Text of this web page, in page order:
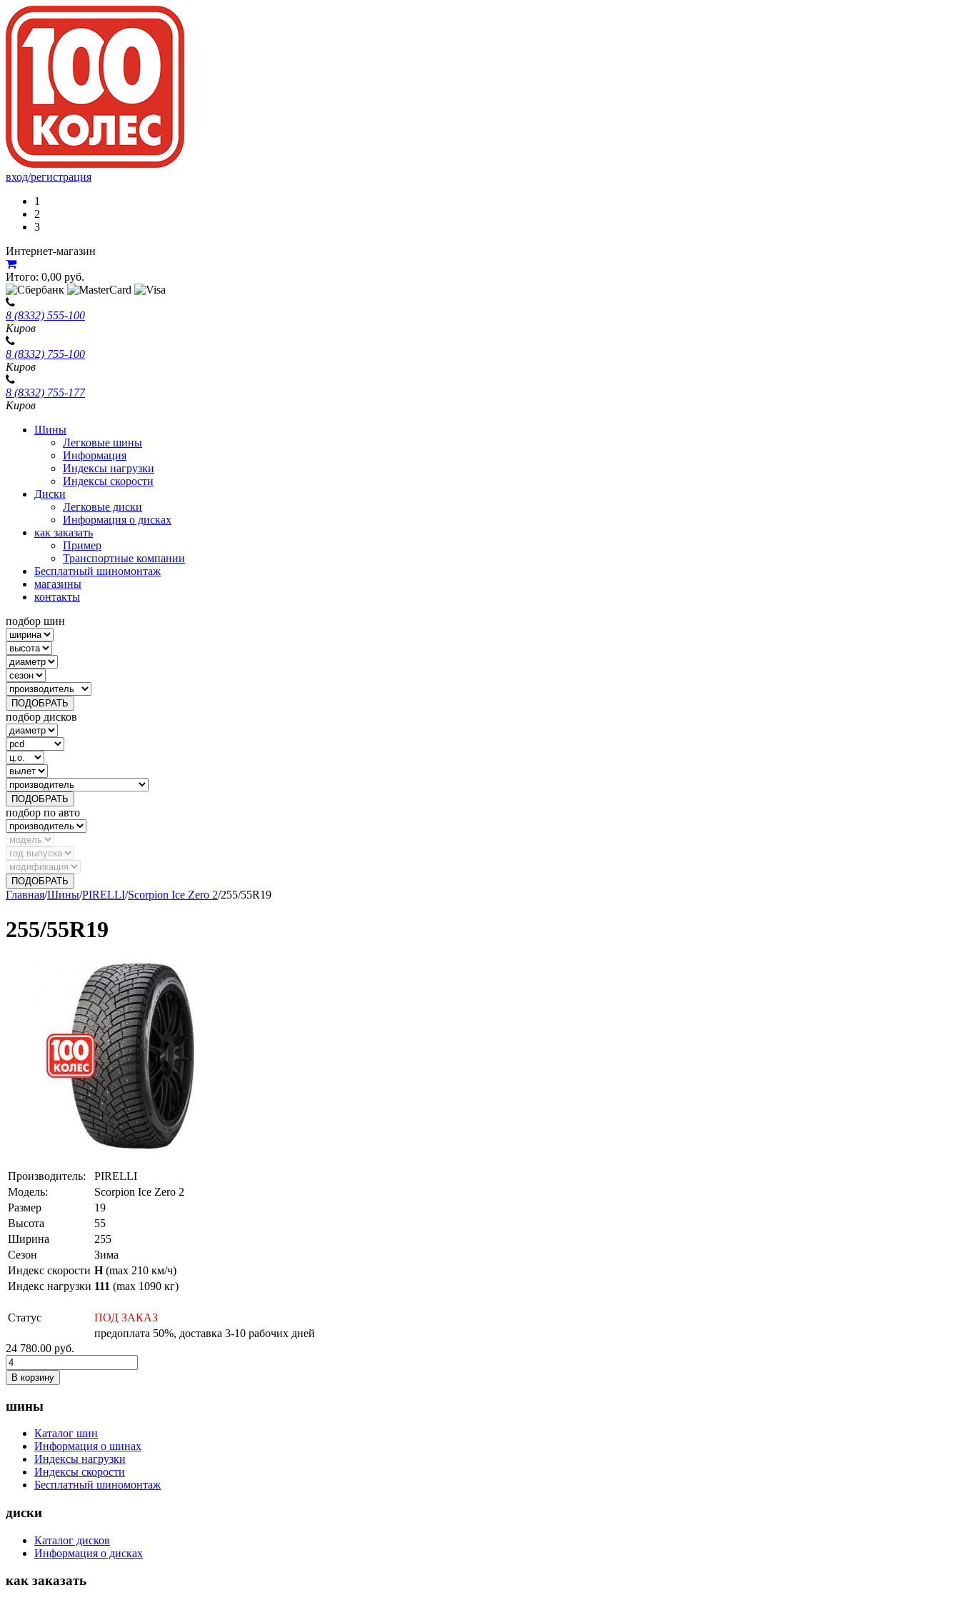
вход/регистрация
1
2
3
Интернет-магазин
Итого: 0,00 руб.
8 (8332) 555-100
Киров
8 (8332) 755-100
Киров
8 (8332) 755-177
Киров
Шины
Легковые шины
Информация
Индексы нагрузки
Индексы скорости
Диски
Легковые диски
Информация о дисках
как заказать
Пример
Транспортные компании
Бесплатный шиномонтаж
магазины
контакты
подбор шин
ПОДОБРАТЬ
подбор дисков
ПОДОБРАТЬ
подбор по авто
ПОДОБРАТЬ
Главная/Шины/PIRELLI/Scorpion Ice Zero 2/255/55R19
255/55R19
Производитель:
PIRELLI
Модель:
Scorpion Ice Zero 2
Размер
19
Высота
55
Ширина
255
Сезон
Зима
Индекс скорости H(max 210 км/ч)
Индекс нагрузки 111 (max 1090 кг)
Статус
ПОД ЗАКАЗ
предоплата 50%, доставка 3-10 рабочих дней
24 780.00 руб.
В корзину
шины
Каталог шин
Информация о шинах
Индексы нагрузки
Индексы скорости
Бесплатный шиномонтаж
диски
Каталог дисков
Информация о дисках
как заказать